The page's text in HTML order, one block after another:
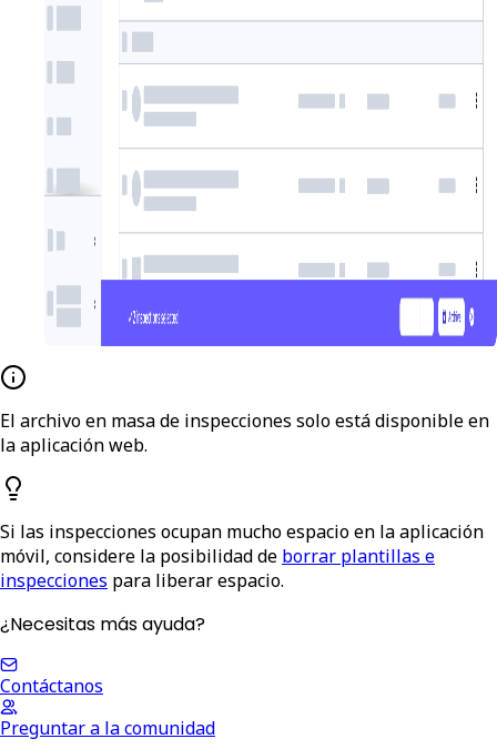
El archivo en masa de inspecciones solo está disponible en
la aplicación web.
Si las inspecciones ocupan mucho espacio en la aplicación
móvil, considere la posibilidad de borrar plantillas e
inspecciones para liberar espacio.
¿Necesitas más ayuda?
Contáctanos
Preguntar a la comunidad